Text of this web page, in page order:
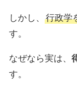
しかし、 行政学
す。
なぜなら実は、
す。